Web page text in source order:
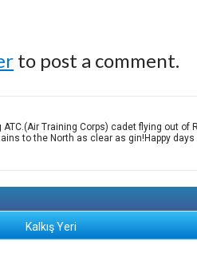
to post a comment.
Training Corps) cadet flying out
to the North as clear as gin!Happy
Kalkış Yeri